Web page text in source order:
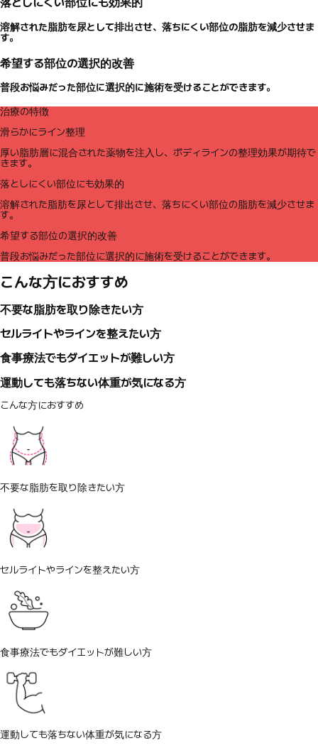
溶解された脂肪を尿として排出させ、落ちにくい部位の脂肪を減少させま
す。
希望する部位の選択的改善
普段お悩みだった部位に選択的に施術を受けることができます。
治療の特徴
滑らかにライン整理
厚い脂肪層に混合された薬物を注入し、ボディラインの整理効果が期待で
きます。
落としにくい部位にも効果的
溶解された脂肪を尿として排出させ、落ちにくい部位の脂肪を減少させま
す。
希望する部位の選択的改善
普段お悩みだった部位に選択的に施術を受けることができます。
こんな方におすすめ
不要な脂肪を取り除きたい方
セルライトやラインを整えたい方
食事療法でもダイエットが難しい方
運動しても落ちない体重が気になる方
こんな方におすすめ
不要な脂肪を取り除きたい方
セルライトやラインを整えたい方
食事療法でもダイエットが難しい方
運動しても落ちない体重が気になる方